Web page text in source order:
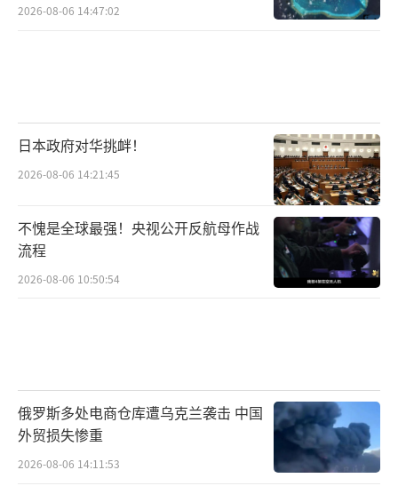
2026-08-06 14:47:02
日本政府对华挑衅！
2026-08-06 14:21:45
不愧是全球最强！央视公开反航母作战
流程
2026-08-06 10:50:54
俄罗斯多处电商仓库遭乌克兰袭击 中国
外贸损失惨重
2026-08-06 14:11:53